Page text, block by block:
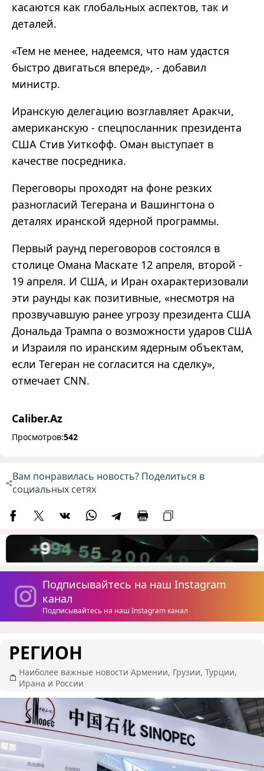
касаются как глобальных аспектов, так и
деталей.
«Тем не менее, надеемся, что нам удастся
быстро двигаться вперед», - добавил
министр.
Иранскую делегацию возглавляет Аракчи,
американскую - спецпосланник президента
США Стив Уиткофф. Оман выступает в
качестве посредника.
Переговоры проходят на фоне резких
разногласий Тегерана и Вашингтона о
деталях иранской ядерной программы.
Первый раунд переговоров состоялся в
столице Омана Маскате 12 апреля, второй -
19 апреля. И США, и Иран охарактеризовали
эти раунды как позитивные, «несмотря на
прозвучавшую ранее угрозу президента США
Дональда Трампа о возможности ударов США
и Израиля по иранским ядерным объектам,
если Тегеран не согласится на сделку»,
отмечает CNN.
Caliber.Az
Просмотров:542
Вам понравилась новость? Поделиться в
социальных сетях
Подписывайтесь на наш Instagram
канал
Подписывайтесь на наш Instagram канал
РЕГИОН
Наиболее важные новости Армении, Грузии, Турции,
Ирана и России